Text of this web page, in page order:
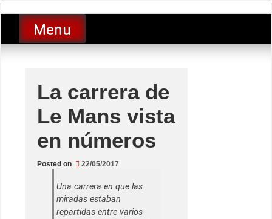
to
contentLucio Lopez GP
luciolopezgp
Menu
La carrera de
Le Mans vista
en números
Posted on 22/05/2017
Una carrera en que las
miradas estaban
repartidas entre varios